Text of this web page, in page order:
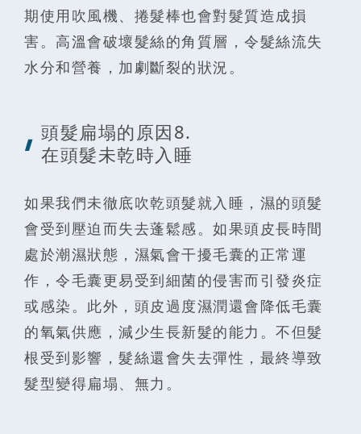
期使用吹風機、捲髮棒也會對髮質造成損
害。高溫會破壞髮絲的角質層，令髮絲流失
水分和營養，加劇斷裂的狀況。
頭髮扁塌的原因8.
在頭髮未乾時入睡
如果我們未徹底吹乾頭髮就入睡，濕的頭髮
會受到壓迫而失去蓬鬆感。如果頭皮長時間
處於潮濕狀態，濕氣會干擾毛囊的正常運
作，令毛囊更易受到細菌的侵害而引發炎症
或感染。此外，頭皮過度濕潤還會降低毛囊
的氧氣供應，減少生長新髮的能力。不但髮
根受到影響，髮絲還會失去彈性，最終導致
髮型變得扁塌、無力。